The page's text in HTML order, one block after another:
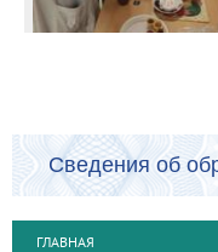
Сведения об
ГЛАВНАЯ